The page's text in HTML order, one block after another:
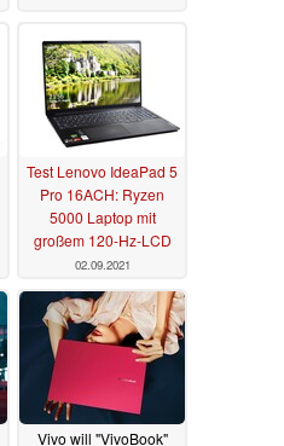
Test Lenovo IdeaPad 5
Pro 16ACH: Ryzen
5000 Laptop mit
großem 120-Hz-LCD
02.09.2021
Vivo will "VivoBook"